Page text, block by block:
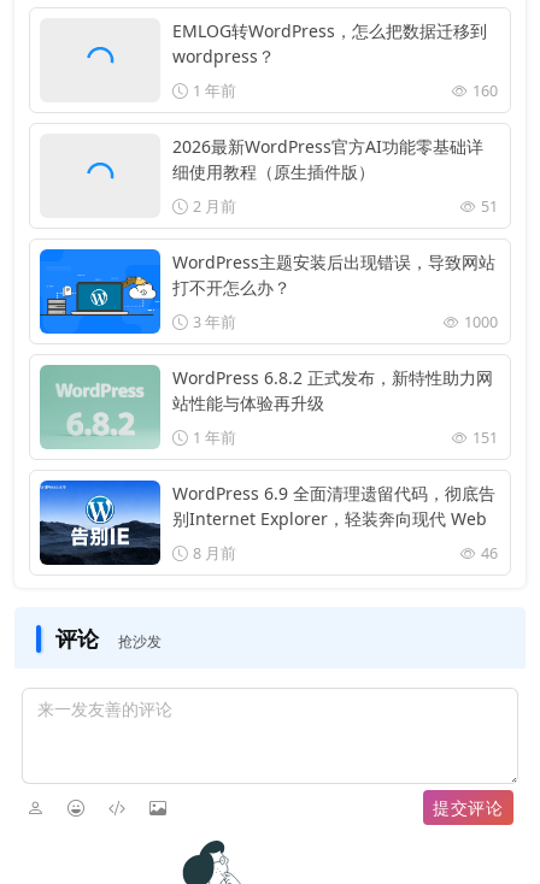
EMLOG转WordPress，怎么把数据迁移到
wordpress？
1 年前 160
2026最新WordPress官方AI功能零基础详
细使用教程（原生插件版）
2 月前 51
WordPress主题安装后出现错误，导致网站
打不开怎么办？
3 年前 1000
WordPress 6.8.2 正式发布，新特性助力网
站性能与体验再升级
1 年前 151
WordPress 6.9 全面清理遗留代码，彻底告
别Internet Explorer，轻装奔向现代 Web
8 月前 46
评论 抢沙发
提交评论